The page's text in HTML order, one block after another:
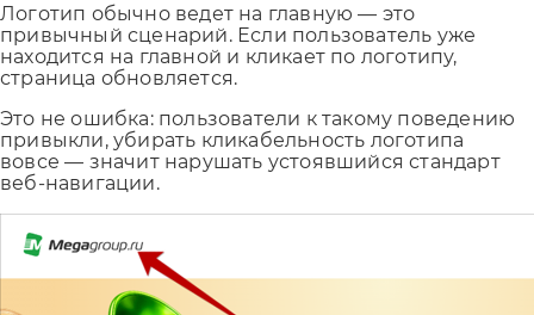
Логотип обычно ведет на главную — это
привычный сценарий. Если пользователь уже
находится на главной и кликает по логотипу,
страница обновляется.
Это не ошибка: пользователи к такому поведению
привыкли, убирать кликабельность логотипа
вовсе — значит нарушать устоявшийся стандарт
веб-навигации.